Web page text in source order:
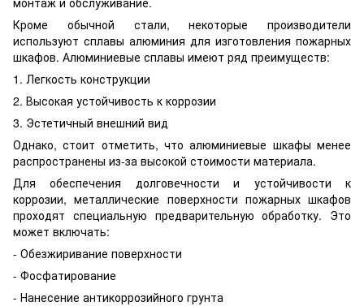
Кроме обычной стали, некоторые производители
используют сплавы алюминия для изготовления пожарных
шкафов. Алюминиевые сплавы имеют ряд преимуществ:
1. Легкость конструкции
2. Высокая устойчивость к коррозии
3. Эстетичный внешний вид
Однако, стоит отметить, что алюминиевые шкафы менее
распространены из-за высокой стоимости материала.
Для обеспечения долговечности и устойчивости к
коррозии, металлические поверхности пожарных шкафов
проходят специальную предварительную обработку. Это
может включать:
- Обезжиривание поверхности
- Фосфатирование
- Нанесение антикоррозийного грунта